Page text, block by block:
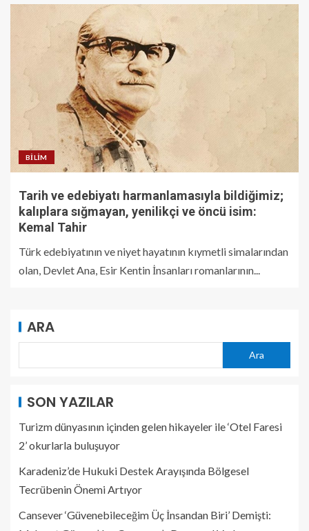
BILIM
Tarih ve edebiyatı harmanlamasıyla bildiğimiz;
kalıplara sığmayan, yenilikçi ve öncü isim:
Kemal Tahir
Türk edebiyatının ve niyet hayatının kıymetli simalarından
olan, Devlet Ana, Esir Kentin İnsanları romanlarının...
ARA
Ara
SON YAZILAR
Turizm dünyasının içinden gelen hikayeler ile ‘Otel Faresi
2’ okurlarla buluşuyor
Karadeniz’de Hukuki Destek Arayışında Bölgesel
Tecrübenin Önemi Artıyor
Cansever ‘Güvenebileceğim Üç İnsandan Biri’ Demişti: